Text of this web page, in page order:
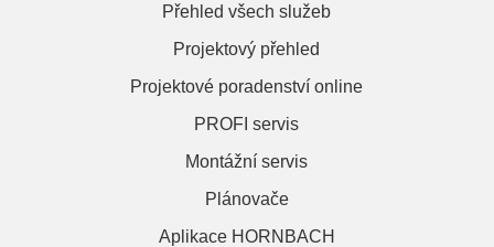
Přehled všech služeb
Projektový přehled
Projektové poradenství online
PROFI servis
Montážní servis
Plánovače
Aplikace HORNBACH